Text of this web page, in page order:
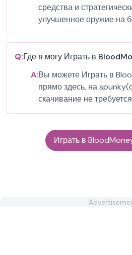
средства и
улучшенное оружие на
Q:Где я могу Играть в
A:Вы можете Играть в
прямо здесь, на
скачивание не
Играть в